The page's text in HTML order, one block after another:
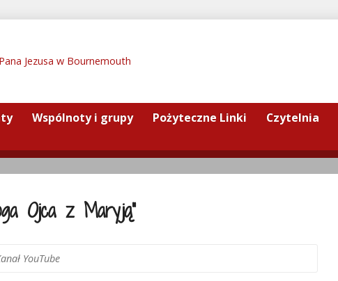
Wspólnoty i grupy Pożyteczne Linki Czytelnia
Ojca z Maryją”
YouTube